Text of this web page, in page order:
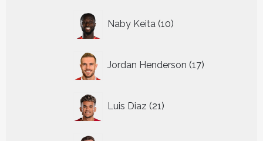
Naby Keita 10
producten
Jordan Henderson 17
producten
Luis Diaz 21
producten